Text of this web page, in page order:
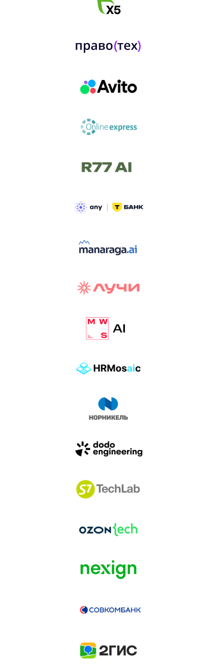
Новый трек «AI-native» — отражение
стремительных изменений в подходах
Доклады, дискуссия и битва AI-агентов — 25 июня